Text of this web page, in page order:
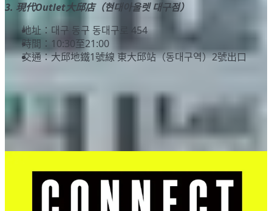
3. 現代Outlet大邱店（현대아울렛 대구점）
地址：대구 동구 동대구로 454
時間：10:30至21:00
交通：大邱地鐵1號線 東大邱站（동대구역）2號出口
CONNECT HYUNDAI